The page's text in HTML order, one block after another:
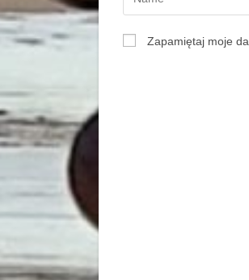
Zapamiętaj moje